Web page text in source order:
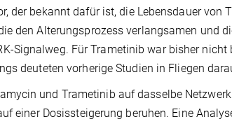
der bekannt dafür ist, die Lebensdauer
den Alterungsprozess verlangsamen und
Signalweg. Für Trametinib war bisher
deuteten vorherige Studien in Fliegen
und Trametinib auf dasselbe
einer Dosissteigerung beruhen. Eine